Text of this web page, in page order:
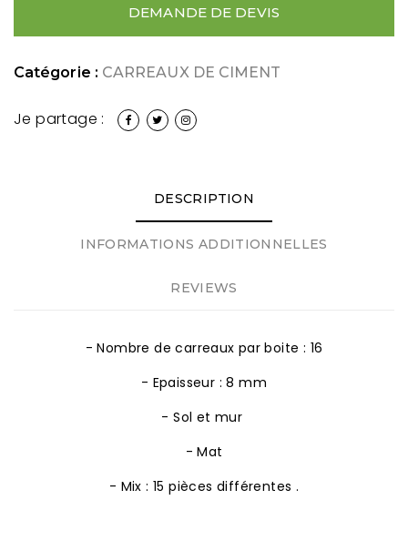
DEMANDE DE DEVIS
Catégorie : CARREAUX DE CIMENT
Je partage :
DESCRIPTION
INFORMATIONS ADDITIONNELLES
REVIEWS
- Nombre de carreaux par boite : 16
- Epaisseur : 8 mm
- Sol et mur
- Mat
- Mix : 15 pièces différentes .